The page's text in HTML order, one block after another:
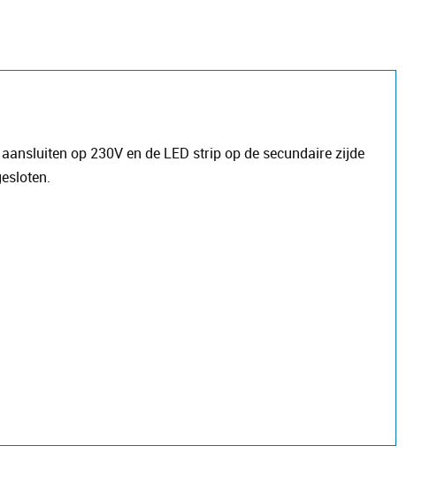
op 230V en de LED strip op de secundaire zijde